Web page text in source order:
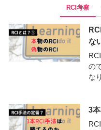
RCI考察
な
の
な
3